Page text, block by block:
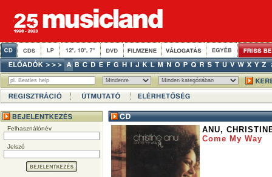
Felhasználónév
Jelszó
ANU,
Come My Way